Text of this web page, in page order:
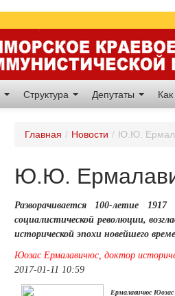
Структура Депутаты
Главная / Новости / Ю.Ю.
Ю.Ю.
Разворачивается 100-летие
социалистической революции,
исторической эпохи новейшего
Юозас Ермалавичюс, доктор
2017-01-11 10:59
Ермалавичюс